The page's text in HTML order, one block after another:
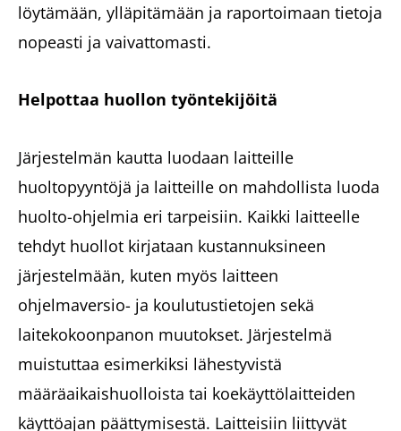
löytämään, ylläpitämään ja raportoimaan tietoja
nopeasti ja vaivattomasti.
Helpottaa huollon työntekijöitä
Järjestelmän kautta luodaan laitteille
huoltopyyntöjä ja laitteille on mahdollista luoda
huolto-ohjelmia eri tarpeisiin. Kaikki laitteelle
tehdyt huollot kirjataan kustannuksineen
järjestelmään, kuten myös laitteen
ohjelmaversio- ja koulutustietojen sekä
laitekokoonpanon muutokset. Järjestelmä
muistuttaa esimerkiksi lähestyvistä
määräaikaishuolloista tai koekäyttölaitteiden
käyttöajan päättymisestä. Laitteisiin liittyvät